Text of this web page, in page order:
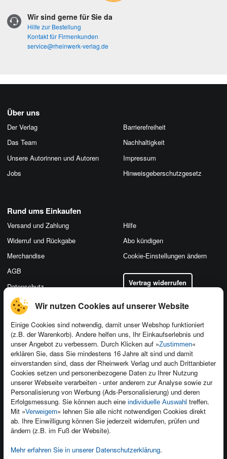
Wir nutzen Cookies auf unserer Website
Einige Cookies sind notwendig, damit unser Webshop funktioniert
(z.B. der Warenkorb). Andere helfen uns, Ihr Einkaufserlebnis und
unser Angebot zu verbessern. Durch Klicken auf »Zustimmen«
erklären Sie, dass Sie mindestens 16 Jahre alt sind und damit
einverstanden sind, dass der Rheinwerk Verlag und auch Drittanbieter
Cookies setzen und personenbezogene Daten zu Ihrer Nutzung
unserer Webseite verarbeiten - unter anderem zur Analyse sowie zur
Personalisierung von Werbung (Ads-Personalisierung) und deren
Erfolgsmessung. Sie können auch eine individuelle Auswahl treffen.
Mit »Verweigern« lehnen Sie alle nicht notwendigen Cookies direkt
ab. Ihre Einwilligung können Sie jederzeit widerrufen, prüfen und
ändern (z.B. im Fuß der Website).
Mehr erfahren Sie in unserer Datenschutzerklärung.
Wir sind gerne für Sie da
Hilfe zur Bestellung
Kontakt für Firmenkunden
service@rheinwerk-verlag.de
Über uns
Der Verlag
Das Team
Unsere Autorinnen und Autoren
Jobs
Barrierefreiheit
Nachhaltigkeit
Impressum
Hinweis­geber­schutz­gesetz
Kontakt
Newsletter
Für Unternehmen
Presseservice
Dozentenservice
Produktfeedback
Foreign Rights
Ein Buch schreiben
Rund ums Einkaufen
Versand und Zahlung
Widerruf und Rückgabe
Merchandise
AGB
Datenschutz
Hilfe
Abo kündigen
Cookie-Einstellungen ändern
Vertrag widerrufen
Kundenservice